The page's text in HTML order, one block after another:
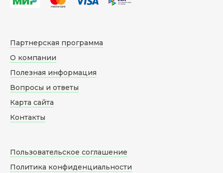
Партнерская программа
О компании
Полезная информация
Вопросы и ответы
Карта сайта
Контакты
Пользовательское соглашение
Политика конфиденциальности